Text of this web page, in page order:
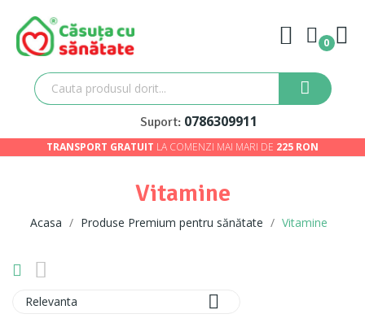
0
Suport: 0786309911
TRANSPORT GRATUIT LA COMENZI MAI MARI DE 225 RON
Vitamine
Acasa Produse Premium pentru sănătate Vitamine
Relevanta 